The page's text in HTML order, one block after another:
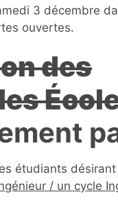
3 décembre
ouvertes.
des
étudiants
/ un cycle